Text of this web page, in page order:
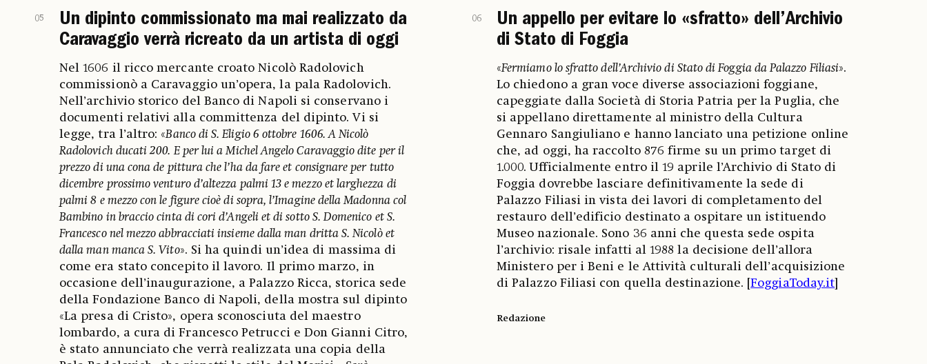
05
Un dipinto commissionato ma mai realizzato da
Caravaggio verrà ricreato da un artista di oggi
Nel 1606 il ricco mercante croato Nicolò Radolovich
commissionò a Caravaggio un’opera, la pala Radolovich.
Nell’archivio storico del Banco di Napoli si conservano i
documenti relativi alla committenza del dipinto. Vi si
legge, tra l’altro: «Banco di S. Eligio 6 ottobre 1606. A Nicolò
Radolovich ducati 200. E per lui a Michel Angelo Caravaggio dite per il
prezzo di una cona de pittura che l’ha da fare et consignare per tutto
dicembre prossimo venturo d’altezza palmi 13 e mezzo et larghezza di
palmi 8 e mezzo con le figure cioè di sopra, l’Imagine della Madonna col
Bambino in braccio cinta di cori d’Angeli et di sotto S. Domenico et S.
Francesco nel mezzo abbracciati insieme dalla man dritta S. Nicolò et
dalla man manca S. Vito». Si ha quindi un’idea di massima di
come era stato concepito il lavoro. Il primo marzo, in
occasione dell’inaugurazione, a Palazzo Ricca, storica sede
della Fondazione Banco di Napoli, della mostra sul dipinto
«La presa di Cristo», opera sconosciuta del maestro
lombardo, a cura di Francesco Petrucci e Don Gianni Citro,
è stato annunciato che verrà realizzata una copia della
06
Un appello per evitare lo «sfratto» dell’Archivio
di Stato di Foggia
«Fermiamo lo sfratto dell’Archivio di Stato di Foggia da Palazzo Filiasi».
Lo chiedono a gran voce diverse associazioni foggiane,
capeggiate dalla Società di Storia Patria per la Puglia, che
si appellano direttamente al ministro della Cultura
Gennaro Sangiuliano e hanno lanciato una petizione online
che, ad oggi, ha raccolto 876 firme su un primo target di
1.000. Ufficialmente entro il 19 aprile l’Archivio di Stato di
Foggia dovrebbe lasciare definitivamente la sede di
Palazzo Filiasi in vista dei lavori di completamento del
restauro dell’edificio destinato a ospitare un istituendo
Museo nazionale. Sono 36 anni che questa sede ospita
l’archivio: risale infatti al 1988 la decisione dell’allora
Ministero per i Beni e le Attività culturali dell’acquisizione
di Palazzo Filiasi con quella destinazione. [FoggiaToday.it
Redazione